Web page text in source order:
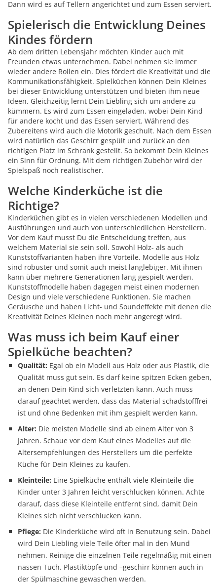
Dann wird es auf Tellern angerichtet und zum Essen serviert.
Spielerisch die Entwicklung Deines
Kindes fördern
Ab dem dritten Lebensjahr möchten Kinder auch mit
Freunden etwas unternehmen. Dabei nehmen sie immer
wieder andere Rollen ein. Dies fördert die Kreativität und die
Kommunikationsfähigkeit. Spielküchen können Dein Kleines
bei dieser Entwicklung unterstützen und bieten ihm neue
Ideen. Gleichzeitig lernt Dein Liebling sich um andere zu
kümmern. Es wird zum Essen eingeladen, wobei Dein Kind
für andere kocht und das Essen serviert. Während des
Zubereitens wird auch die Motorik geschult. Nach dem Essen
wird natürlich das Geschirr gespült und zurück an den
richtigen Platz im Schrank gestellt. So bekommt Dein Kleines
ein Sinn für Ordnung. Mit dem richtigen Zubehör wird der
Spielspaß noch realistischer.
Welche Kinderküche ist die
Richtige?
Kinderküchen gibt es in vielen verschiedenen Modellen und
Ausführungen und auch von unterschiedlichen Herstellern.
Vor dem Kauf musst Du die Entscheidung treffen, aus
welchem Material sie sein soll. Sowohl Holz- als auch
Kunststoffvarianten haben ihre Vorteile. Modelle aus Holz
sind robuster und somit auch meist langlebiger. Mit ihnen
kann über mehrere Generationen lang gespielt werden.
Kunststoffmodelle haben dagegen meist einen modernen
Design und viele verschiedene Funktionen. Sie machen
Geräusche und haben Licht- und Soundeffekte mit denen die
Kreativität Deines Kleinen noch mehr angeregt wird.
Was muss ich beim Kauf einer
Spielküche beachten?
Qualität: Egal ob ein Modell aus Holz oder aus Plastik, die
Qualität muss gut sein. Es darf keine spitzen Ecken geben,
an denen Dein Kind sich verletzten kann. Auch muss
darauf geachtet werden, dass das Material schadstofffrei
ist und ohne Bedenken mit ihm gespielt werden kann.
Alter: Die meisten Modelle sind ab einem Alter von 3
Jahren. Schaue vor dem Kauf eines Modelles auf die
Altersempfehlungen des Herstellers um die perfekte
Küche für Dein Kleines zu kaufen.
Kleinteile: Eine Spielküche enthält viele Kleinteile die
Kinder unter 3 Jahren leicht verschlucken können. Achte
darauf, dass diese Kleinteile entfernt sind, damit Dein
Kleines sich nicht verschlucken kann.
Pflege: Die Kinderküche wird oft in Benutzung sein. Dabei
wird Dein Liebling viele Teile öfter mal in den Mund
nehmen. Reinige die einzelnen Teile regelmäßig mit einen
nassen Tuch. Plastiktöpfe und –geschirr können auch in
der Spülmaschine gewaschen werden.